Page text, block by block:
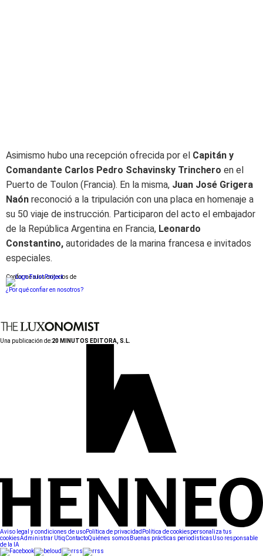
Asimismo hubo una recepción ofrecida por el Capitán y
Comandante Carlos Pedro Schavinsky Trinchero en el
Puerto de Toulon (Francia). En la misma, Juan José Grigera
Naón reconoció a la tripulación con una placa en homenaje a
su 50 viaje de instrucción. Participaron del acto el embajador
de la República Argentina en Francia, Leonardo
Constantino, autoridades de la marina francesa e invitados
especiales.
Conforme a los criterios de
¿Por qué confiar en nosotros?
Una publicación de:20 MINUTOS EDITORA, S.L.
Aviso legal y condiciones de usoPolítica de privacidad Política de cookiespersonaliza tus
cookiesAdministrar UtiqContactoQuiénes somos Buenas prácticas periodísticasUso responsable
de la IA